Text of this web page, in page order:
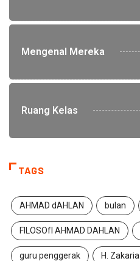
Mengenal Mereka
Ruang Kelas
TAGS
AHMAD dAHLAN bulan
FILOSOfI AHMAD DAHLAN
guru penggerak H. Zakaria.